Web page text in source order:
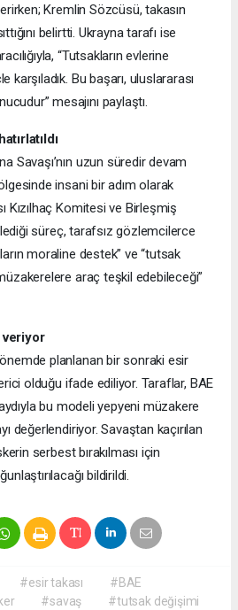
Kremlin Sözcüsü, takasın
belirtti. Ukrayna tarafı ise
“Tutsakların evlerine
karşıladık. Bu başarı, uluslararası
mesajını paylaştı.
Savaşı’nın uzun süredir devam
insani bir adım olarak
Kızılhaç Komitesi ve Birleşmiş
süreç, tarafsız gözlemcilerce
moraline destek” ve “tutsak
araç teşkil edebileceği”
veriyor
planlanan bir sonraki esir
olduğu ifade ediliyor. Taraflar, BAE
bu modeli yepyeni müzakere
değerlendiriyor. Savaştan kaçırılan
serbest bırakılması için
bildirildi.
#esir takası
#BAE
#savaş #tutsak değişimi